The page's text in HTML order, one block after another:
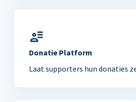
Donatie Platform
Laat supporters hun donaties